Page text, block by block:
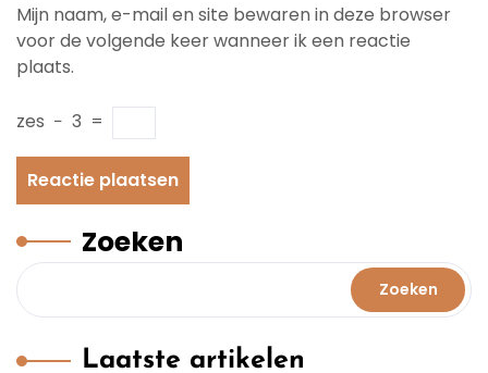
Mijn naam, e-mail en site bewaren in deze browser
voor de volgende keer wanneer ik een reactie
plaats.
zes − 3 =
Zoeken
Zoeken
Laatste artikelen